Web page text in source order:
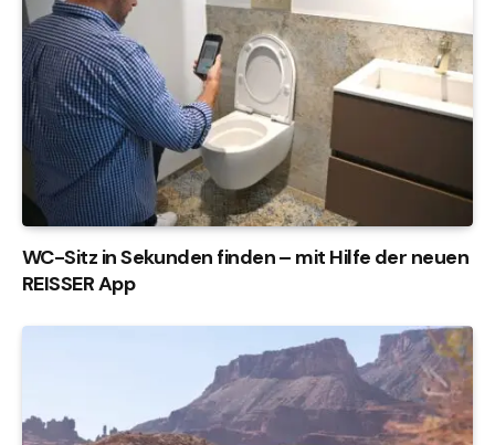
WC-Sitz in Sekunden finden – mit Hilfe der neuen
REISSER App